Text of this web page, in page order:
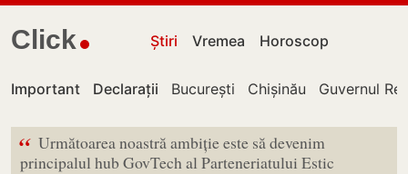
Click Știri Vremea Horoscop
Important Declarații București Chișinău Guvernul
“ Următoarea noastră ambiție este să devenim
principalul hub GovTech al Parteneriatului Estic